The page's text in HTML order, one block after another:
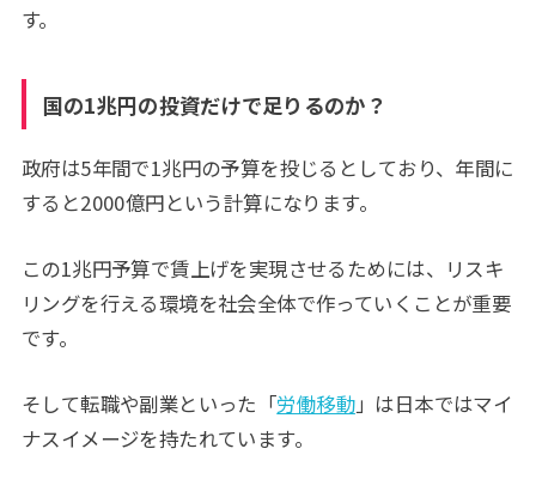
す。
国の1兆円の投資だけで足りるのか？
政府は5年間で1兆円の予算を投じるとしており、年間に
すると2000億円という計算になります。
この1兆円予算で賃上げを実現させるためには、リスキ
リングを行える環境を社会全体で作っていくことが重要
です。
そして転職や副業といった「労働移動」は日本ではマイ
ナスイメージを持たれています。